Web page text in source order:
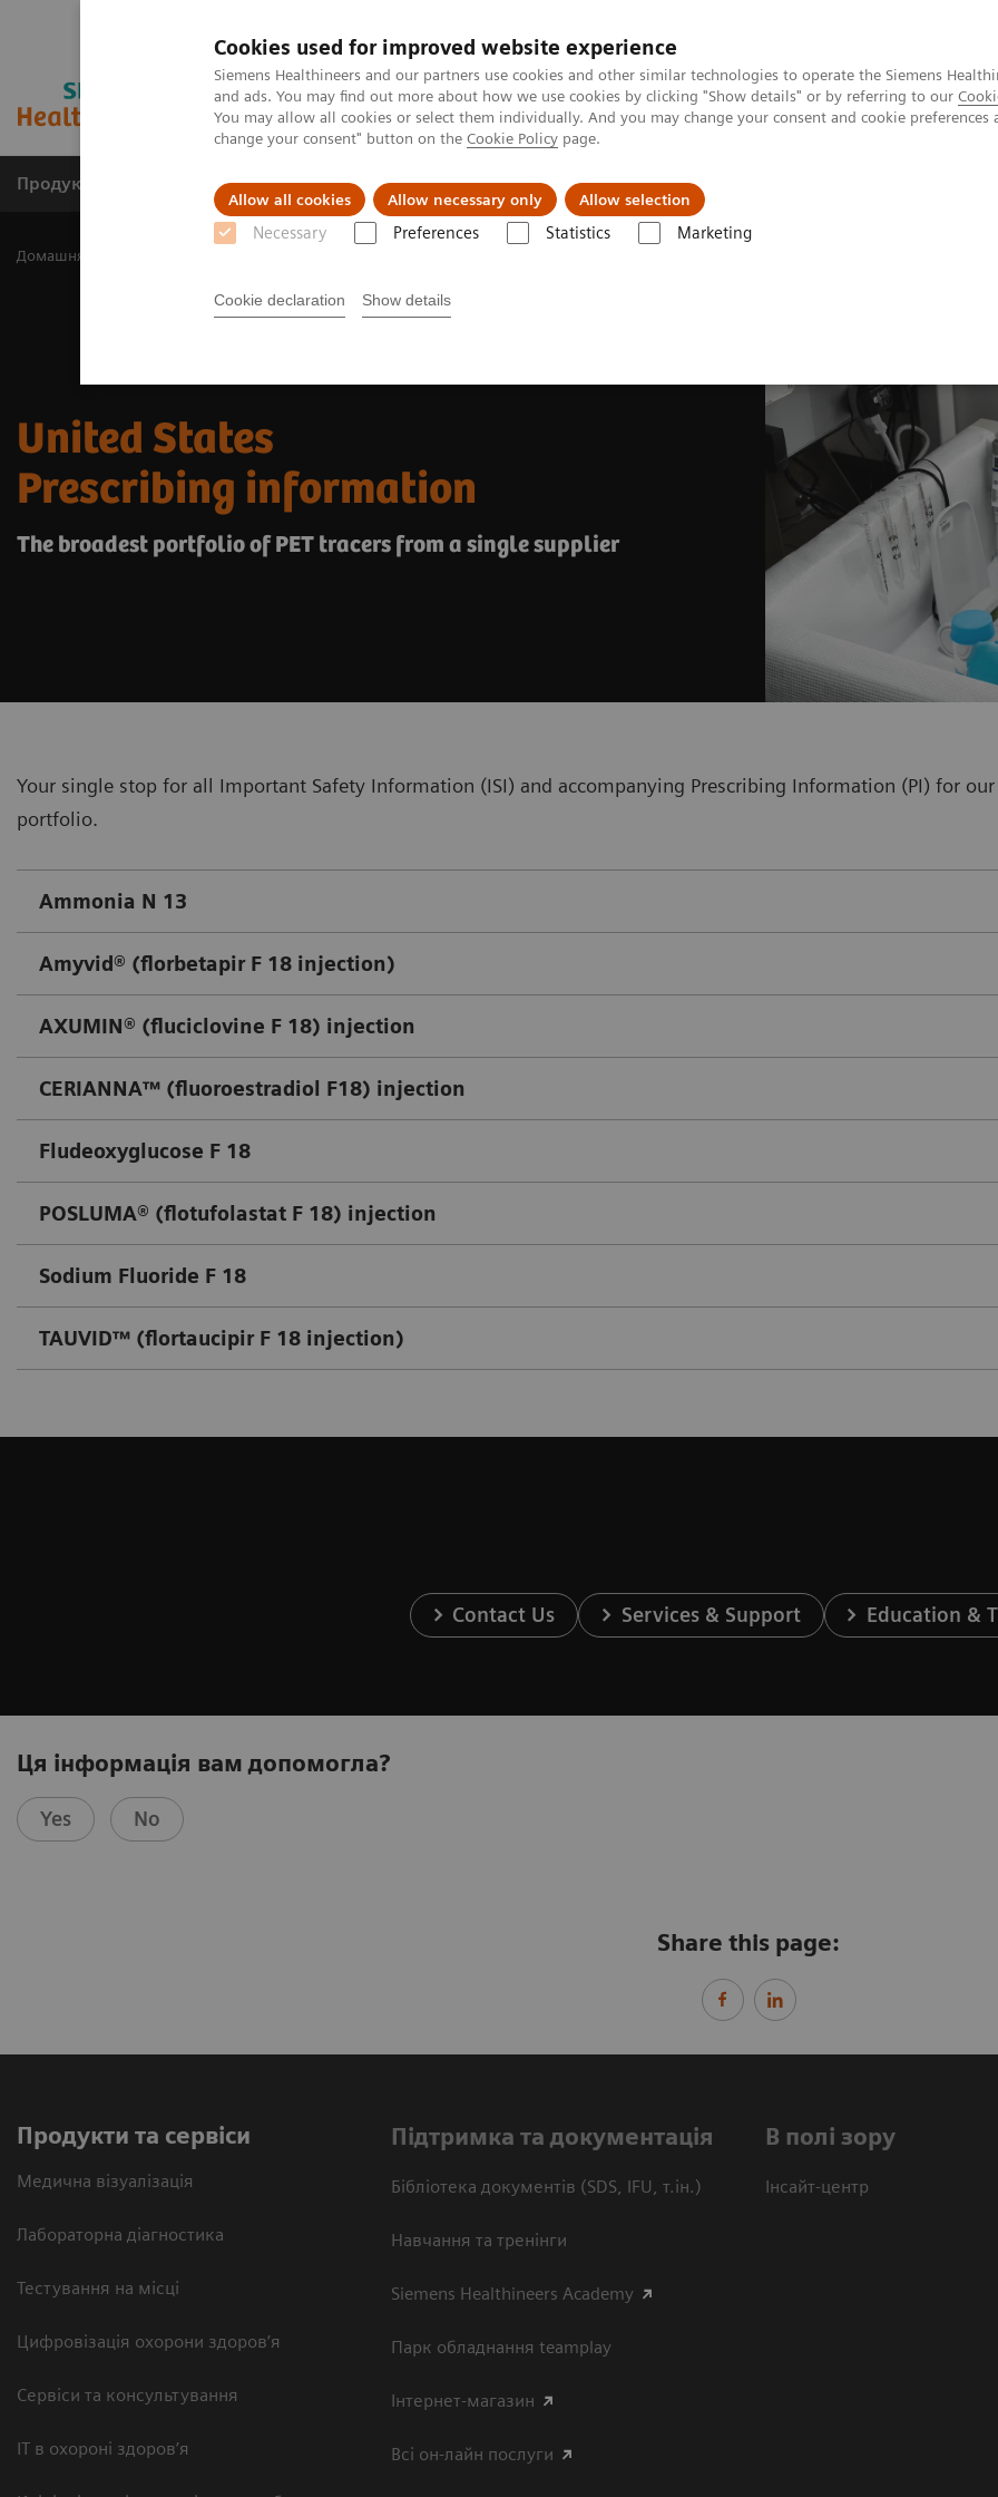
Cookies used for improved website experience
Siemens Healthineers and our partners use cookies and other similar technologies to operate the Siemens
and ads. You may find out more about how we use cookies by clicking "Show details" or by referring to our
You may allow all cookies or select them individually. And you may change your consent and cookie
change your consent" button on the Cookie Policy page.
Allow all cookies Allow necessary only Allow selection
Necessary Preferences Statistics Marketing
Cookie declaration Show details
Продукція та сервіси Клінічні галузі Підтримка та документація
Домашня
​United States
Prescribing information
The broadest portfolio of PET tracers from a single supplier
Your single stop for all Important Safety Information (ISI) and accompanying Prescribing Information (PI) for
portfolio.
Ammonia N 13
Amyvid® (florbetapir F 18 injection)
AXUMIN® (fluciclovine F 18) injection
CERIANNA™ (fluoroestradiol F18) injection
Fludeoxyglucose F 18
POSLUMA® (flotufolastat F 18) injection
Sodium Fluoride F 18
TAUVID™ (flortaucipir F 18 injection)
Contact Us Services & Support Education &
Ця інформація вам допомогла?
Yes No
Share this page:
Продукти та сервіси
Медична візуалізація
Лабораторна діагностика
Тестування на місці
Цифровізація охорони здоров’я
Сервіси та консультування
ІТ в охороні здоров’я
Підтримка та документація
Бібліотека документів (SDS, IFU, т.ін.)
Навчання та тренінги
Siemens Healthineers Academy
Парк обладнання teamplay
Інтернет-магазин
Всі он-лайн послуги
В полі зору
Інсайт-центр